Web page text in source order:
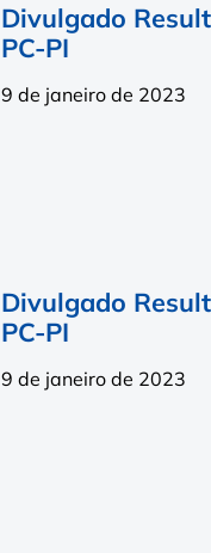
Divulgado
PC-PI
9 de janeiro de 2023
Divulgado
PC-PI
9 de janeiro de 2023